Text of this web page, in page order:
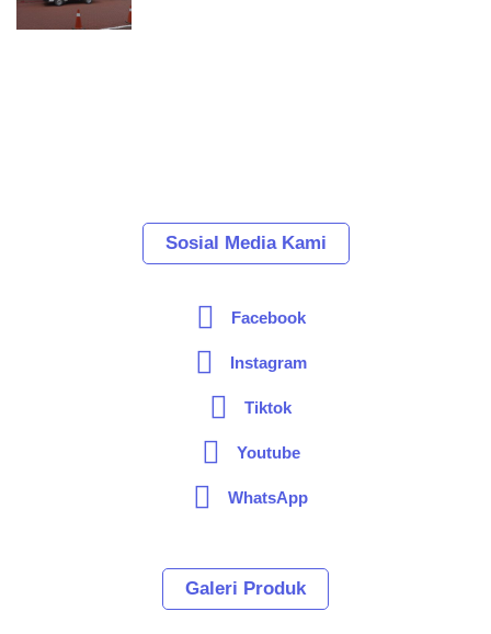
Sosial Media Kami
Facebook
Instagram
Tiktok
Youtube
WhatsApp
Galeri Produk